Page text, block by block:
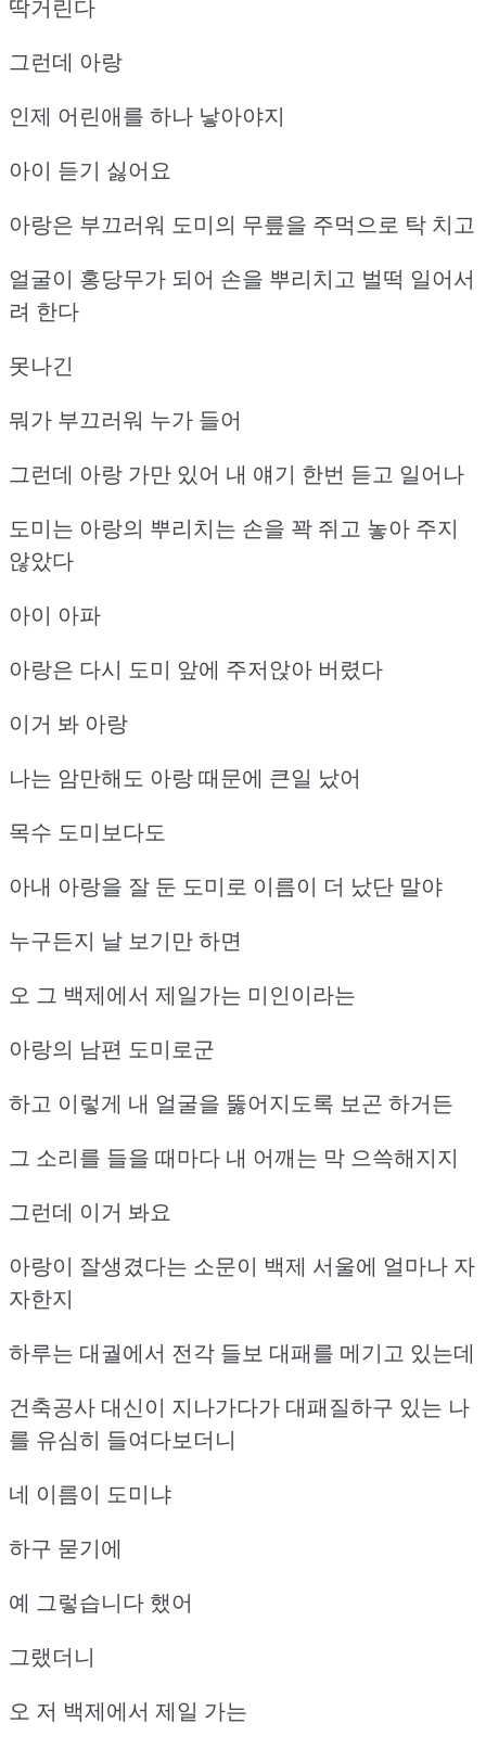
딱거린다
그런데 아랑
인제 어린애를 하나 낳아야지
아이 듣기 싫어요
아랑은 부끄러워 도미의 무릎을 주먹으로 탁 치고
얼굴이 홍당무가 되어 손을 뿌리치고 벌떡 일어서
려 한다
못나긴
뭐가 부끄러워 누가 들어
그런데 아랑 가만 있어 내 얘기 한번 듣고 일어나
도미는 아랑의 뿌리치는 손을 꽉 쥐고 놓아 주지
않았다
아이 아파
아랑은 다시 도미 앞에 주저앉아 버렸다
이거 봐 아랑
나는 암만해도 아랑 때문에 큰일 났어
목수 도미보다도
아내 아랑을 잘 둔 도미로 이름이 더 났단 말야
누구든지 날 보기만 하면
오 그 백제에서 제일가는 미인이라는
아랑의 남편 도미로군
하고 이렇게 내 얼굴을 뚫어지도록 보곤 하거든
그 소리를 들을 때마다 내 어깨는 막 으쓱해지지
그런데 이거 봐요
아랑이 잘생겼다는 소문이 백제 서울에 얼마나 자
자한지
하루는 대궐에서 전각 들보 대패를 메기고 있는데
건축공사 대신이 지나가다가 대패질하구 있는 나
를 유심히 들여다보더니
네 이름이 도미냐
하구 묻기에
예 그렇습니다 했어
그랬더니
오 저 백제에서 제일 가는